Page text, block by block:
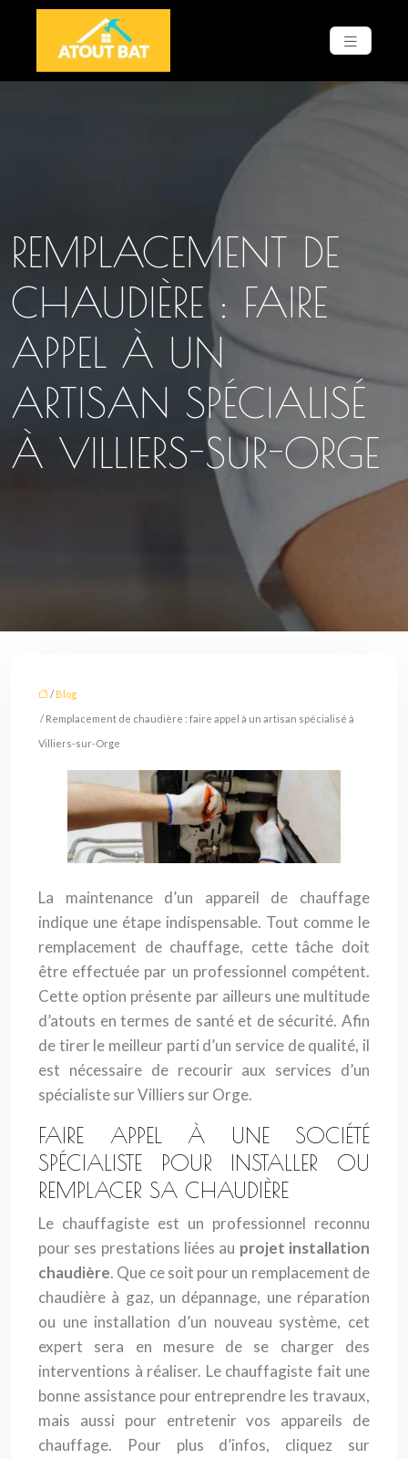
REMPLACEMENT DE
CHAUDIÈRE : FAIRE
APPEL À UN
ARTISAN SPÉCIALISÉ
À VILLIERS-SUR-ORGE
/ Blog
/ Remplacement de chaudière : faire appel à un artisan spécialisé à
Villiers-sur-Orge
La maintenance d’un appareil de chauffage
indique une étape indispensable. Tout comme le
remplacement de chauffage, cette tâche doit
être effectuée par un professionnel compétent.
Cette option présente par ailleurs une multitude
d’atouts en termes de santé et de sécurité. Afin
de tirer le meilleur parti d’un service de qualité, il
est nécessaire de recourir aux services d’un
spécialiste sur Villiers sur Orge.
FAIRE APPEL À UNE SOCIÉTÉ
SPÉCIALISTE POUR INSTALLER OU
REMPLACER SA CHAUDIÈRE
Le chauffagiste est un professionnel reconnu
pour ses prestations liées au projet installation
chaudière. Que ce soit pour un remplacement de
chaudière à gaz, un dépannage, une réparation
ou une installation d’un nouveau système, cet
expert sera en mesure de se charger des
interventions à réaliser. Le chauffagiste fait une
bonne assistance pour entreprendre les travaux,
mais aussi pour entretenir vos appareils de
chauffage. Pour plus d’infos, cliquez sur